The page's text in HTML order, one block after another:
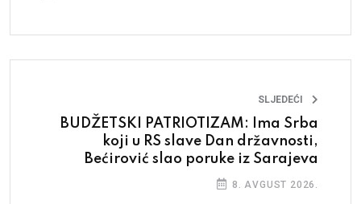
SLJEDEĆI
BUDŽETSKI PATRIOTIZAM: Ima Srba
koji u RS slave Dan državnosti,
Bećirović slao poruke iz Sarajeva
8. AVGUST 2026.